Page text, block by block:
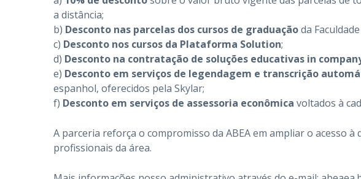
a distância;
b) Desconto nas parcelas dos cursos de graduaçãoda Faculdade
c) Desconto nos cursos da Plataforma Solution;
d) Desconto na contratação de soluções educativas in
e) Desconto em serviços de legendagem e transcrição
espanhol, oferecidos pela Skylar;
f) Desconto em serviços de assessoria econômica voltados à
A parceria reforça o compromisso da ABEA em ampliar o acesso
profissionais da área.